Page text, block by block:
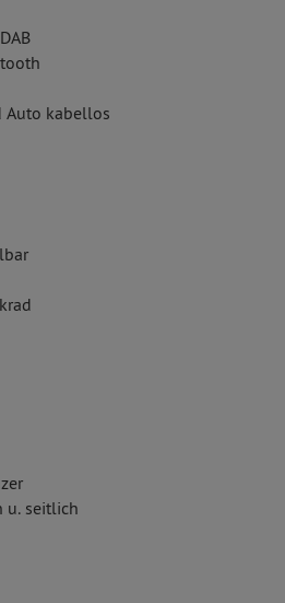
Auto kabellos
u. seitlich